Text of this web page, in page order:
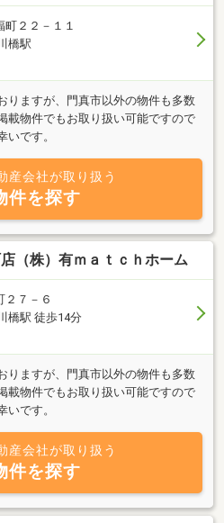
２２－１１
橋駅
りますが、門真市以外の物件も多数
載物件でもお取り扱い可能ですので
です。
産会社が取り扱う
件を探す
（株）有ｍａｔｃｈホーム
２７－６
橋駅 徒歩14分
りますが、門真市以外の物件も多数
載物件でもお取り扱い可能ですので
です。
産会社が取り扱う
件を探す